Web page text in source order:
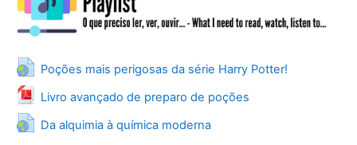
Poções mais perigosas da série Harry Potter!
URL
Livro avançado de preparo de poções
File
Da alquimia à química moderna
URL